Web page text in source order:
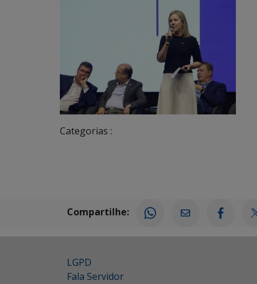
Categorias :
Compartilhe:
LGPD
Fala Servidor